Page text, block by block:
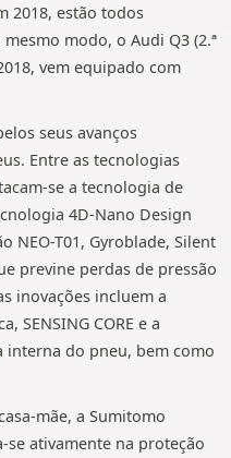
2018, estão todos
modo, o Audi Q3 (2.ª
vem equipado com
seus avanços
Entre as tecnologias
se a tecnologia de
4D-Nano Design
NEO-T01, Gyroblade, Silent
previne perdas de pressão
inovações incluem a
SENSING CORE e a
interna do pneu, bem como
mãe, a Sumitomo
ativamente na proteção